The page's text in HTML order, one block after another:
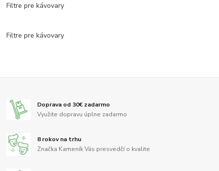
Filtre pre kávovary
Filtre pre kávovary
Doprava od 30€ zadarmo
Využite dopravu úplne zadarmo
8 rokov na trhu
Značka Kameník Vás presvedčí o kvalite